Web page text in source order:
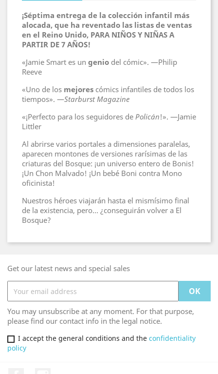
¡Séptima entrega de la colección infantil más
alocada, que ha reventado las listas de ventas
en el Reino Unido, PARA NIÑOS Y NIÑAS A
PARTIR DE 7 AÑOS!
«Jamie Smart es un genio del cómic». —Philip
Reeve
«Uno de los mejores cómics infantiles de todos los
tiempos». —Starburst Magazine
«¡Perfecto para los seguidores de Policán!». —Jamie
Littler
Al abrirse varios portales a dimensiones paralelas,
aparecen montones de versiones rarísimas de las
criaturas del Bosque: ¡un universo entero de Bonis!
¡Un Chon Malvado! ¡Un bebé Boni contra Mono
oficinista!
Nuestros héroes viajarán hasta el mismísimo final
de la existencia, pero… ¿conseguirán volver a El
Bosque?
Get our latest news and special sales
You may unsubscribe at any moment. For that purpose,
please find our contact info in the legal notice.
I accept the general conditions and the confidentiality
policy